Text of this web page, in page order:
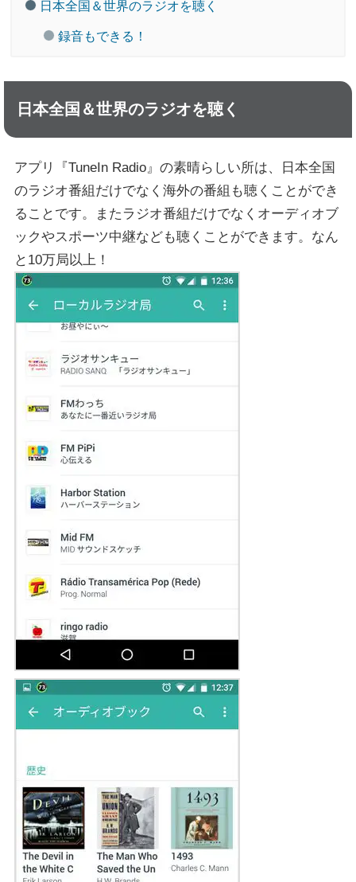
日本全国＆世界のラジオを聴く
録音もできる！
日本全国＆世界のラジオを聴く
アプリ『TuneIn Radio』の素晴らしい所は、日本全国
のラジオ番組だけでなく海外の番組も聴くことができ
ることです。またラジオ番組だけでなくオーディオブ
ックやスポーツ中継なども聴くことができます。なん
と10万局以上！